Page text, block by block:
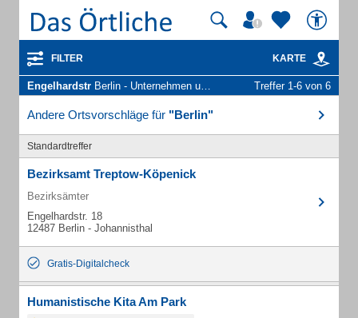
FILTER KARTE
Engelhardstr Berlin - Unternehmen und Personen Treffer 1-6 von 6
Andere Ortsvorschläge für "Berlin"
Standardtreffer
Bezirksamt Treptow-Köpenick
Bezirksämter
Engelhardstr. 18
12487 Berlin - Johannisthal
Gratis-Digitalcheck
Humanistische Kita Am Park